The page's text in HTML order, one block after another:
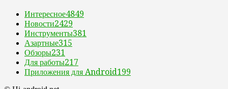
Интересное4849
Новости2429
Инструменты381
Азартные315
Обзоры231
Для работы217
Приложения для Android199